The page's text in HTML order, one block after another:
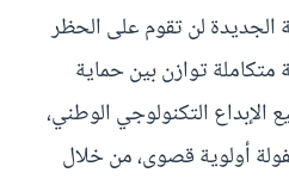
الجديدة لن تقوم على الحظر
متكاملة توازن بين حماية
التكنولوجي الوطني،
أولوية قصوى، من خلال